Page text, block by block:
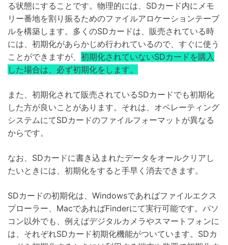
る状態にすることです。物理的には、SDカード内にメモ
リー番地を割り振るためのファイルアロケーションテーブ
ルを構築します。多くのSDカードは、販売されている時
には、初期化があらかじめ行われているので、すぐに使う
ことができますが、 初期化されていないSDカードを購入
した場合は、必ず初期化をします。
また、初期化されて販売されているSDカードでも初期化
した方が良いことがあります。それは、オペレーティング
システムにてSDカードのファイルフォーマットが異なる
からです。
なお、SDカードに書き込まれたデータをオールクリアし
たいときには、初期化をすると手早く消去できます。
SDカードの初期化は、Windowsであればファイルエクス
プローラー、MacであればFinderにて実行可能です。パソ
コン以外でも、例えばデジタルカメラやスマートフォンに
は、それぞれSDカード初期化機能がついています。SDカ